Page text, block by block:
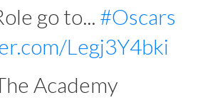
go to... #Oscars
Legj3Y4bki
Academy